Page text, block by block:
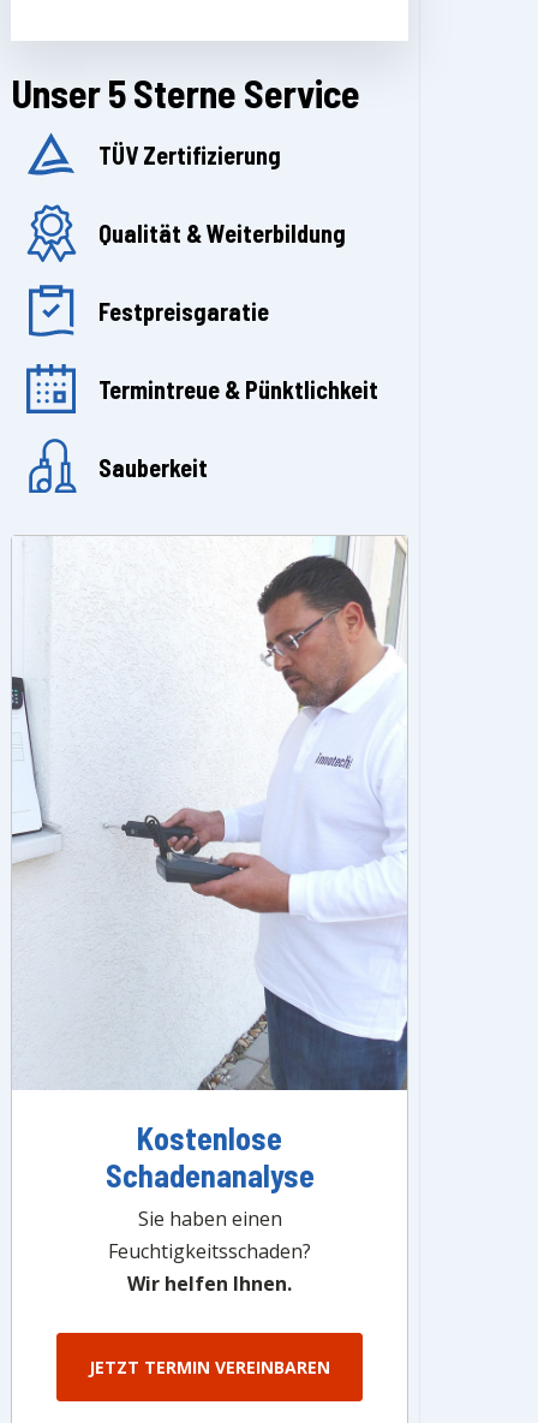
Unser 5 Sterne Service
TÜV Zertifizierung
Qualität & Weiterbildung
Festpreisgaratie
Termintreue & Pünktlichkeit
Sauberkeit
Kostenlose
Schadenanalyse
Sie haben einen
Feuchtigkeitsschaden?
Wir helfen Ihnen.
JETZT TERMIN VEREINBAREN